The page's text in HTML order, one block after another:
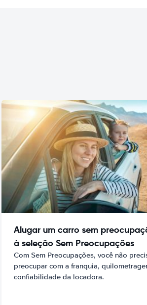
Alugar um carro sem
à seleção Sem Preocupações
Com Sem Preocupações, você não
preocupar com a franquia,
confiabilidade da locadora.